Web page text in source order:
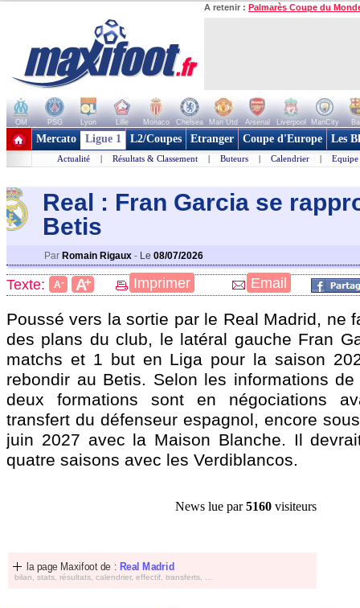
A retenir : Palmarès Coupe du
OM PSG Lyon Lille Monaco Chelsea Man Utd Arsenal Liverpool ManCity
+ de clubs
Mercato Ligue 1 L2/Coupes Etranger Coupe d'Europe Les
Actualité | Résultats & Classement | Buteurs | Calendrier | Equipe
Real : Fran Garcia se
Betis
Par Romain Rigaux - Le 08/07/2026
Texte: A- A+ Imprimer Email
Poussé vers la sortie par le Real Madrid, ne
des plans du club, le latéral gauche Fran
matchs et 1 but en Liga pour la saison
rebondir au Betis. Selon les informations
deux formations sont en négociations
transfert du défenseur espagnol, encore
juin 2027 avec la Maison Blanche. Il
quatre saisons avec les Verdiblancos.
News lue par5160 visiteurs
la page Maxifoot de : Real Madrid
bilan, stats, résultats, calendrier, effectif, transferts, ...